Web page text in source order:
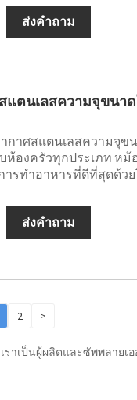
ส่งคำถาม
แตนเลสความจุขนา
กาศสแตนเลสความจุ
องครัวทุกประเภท หม้
รทำอาหารที่ดีที่สุดด้ว
ส่งคำถาม
2 >
าเป็นผู้ผลิตและซัพพลาย